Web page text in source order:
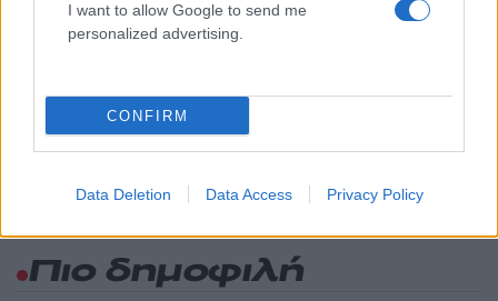
I want to allow Google to send me
personalized advertising.
CONFIRM
Data Deletion Data Access Privacy Policy
Share:
ενημερωθείτε πρώτοι για όλη την ειδησεογραφία και τα
τελευταία νέατης ημέρας
Πιο δημοφιλή